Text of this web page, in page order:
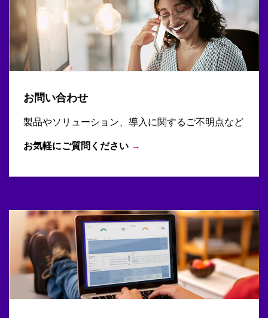
お問い合わせ
製品やソリューション、導入に関するご不明点など
お気軽にご質問ください →